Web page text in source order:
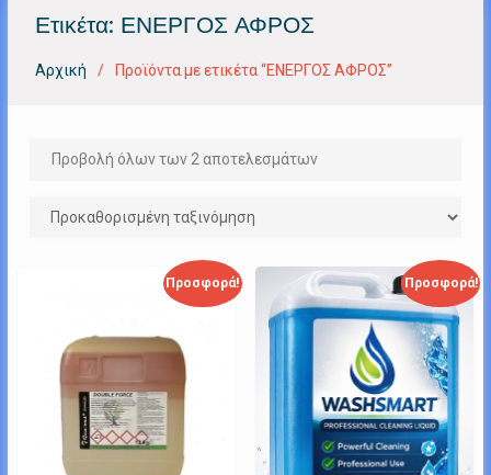
Ετικέτα: ΕΝΕΡΓΟΣ ΑΦΡΟΣ
Αρχική Προϊόντα με ετικέτα “ΕΝΕΡΓΟΣ ΑΦΡΟΣ”
Προβολή όλων των 2 αποτελεσμάτων
Προσφορά! Προσφορά!